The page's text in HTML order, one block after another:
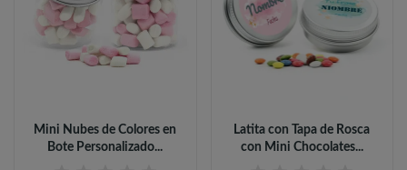
Mini Nubes de Colores en
Bote Personalizado...
Latita con Tapa de Rosca
con Mini Chocolates...